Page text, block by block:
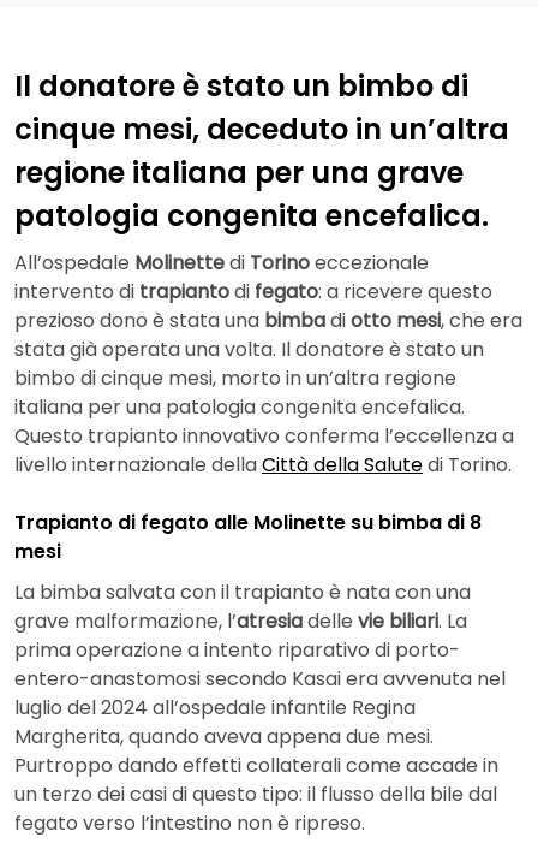
Il donatore è stato un bimbo di
cinque mesi, deceduto in un’altra
regione italiana per una grave
patologia congenita encefalica.
All’ospedale Molinettedi Torinoeccezionale
intervento di trapiantodi fegato: a ricevere questo
prezioso dono è stata una bimbadiotto mesi, che era
stata già operata una volta. Il donatore è stato un
bimbo di cinque mesi, morto in un’altra regione
italiana per una patologia congenita encefalica.
Questo trapianto innovativo conferma l’eccellenza a
livello internazionale dellaCittà della Salutedi Torino.
Trapianto di fegato alle Molinette su bimba di 8
mesi
La bimba salvata con il trapianto è nata con una
grave malformazione, l’atresiadelle vie biliari. La
prima operazione a intento riparativo di porto-
entero-anastomosi secondo Kasai era avvenuta nel
luglio del 2024 all’ospedale infantile Regina
Margherita, quando aveva appena due mesi.
Purtroppo dando effetti collaterali come accade in
un terzo dei casi di questo tipo: il flusso della bile dal
fegato verso l’intestino non è ripreso.